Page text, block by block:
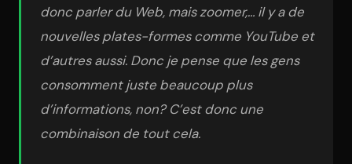
donc parler du Web, mais zoomer,… il y a de
nouvelles plates-formes comme YouTube et
d’autres aussi. Donc je pense que les gens
consomment juste beaucoup plus
d’informations, non? C’est donc une
combinaison de tout cela.